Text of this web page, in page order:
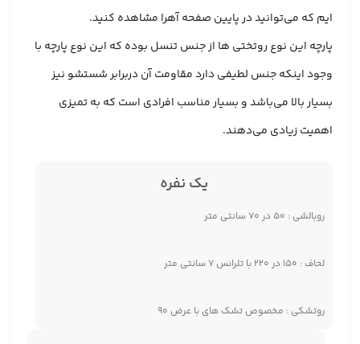
ایم که می‌توانید در پایین صفحه آهرا مشاهده کنید.
پارچه این نوع روتختی ها از جنس تنسل بوده که این نوع پارچه با
وجود اینکه جنس لطیفی دارد مقاومت آن دربرابر شستشو نیز
بسیار بالا می‌باشد و بسیار مناسب افرادی است که به تمیزی
اهمیت زیادی می‌دهند.
یک نفره
روبالشی : ۵۰ در ۷۰ سانتی متر
لحاف : ۱۵۰ در ۲۲۰ با تلرانس ۷ سانتی متر
روتشکی : مخصوص تشک های با عرض ۹۰